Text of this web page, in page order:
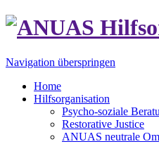
Navigation überspringen
Home
Hilfsorganisation
Psycho-soziale
Restorative Justice
ANUAS neutrale